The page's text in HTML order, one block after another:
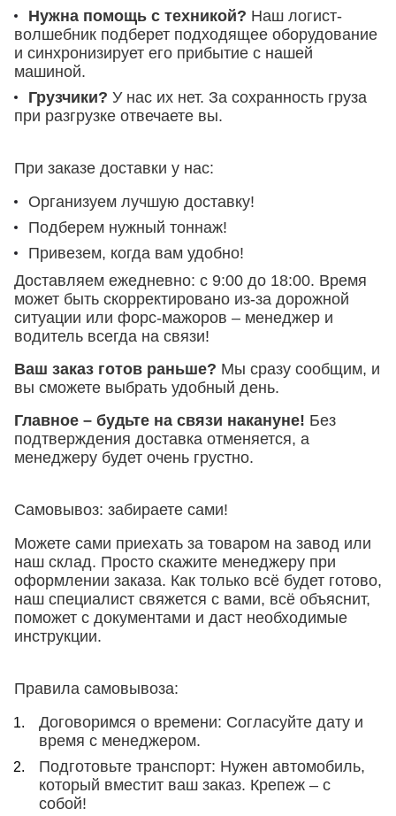
Нужна помощь с техникой? Наш логист-
волшебник подберет подходящее оборудование
и синхронизирует его прибытие с нашей
машиной.
Грузчики? У нас их нет. За сохранность груза
при разгрузке отвечаете вы.
При заказе доставки у нас:
Организуем лучшую доставку!
Подберем нужный тоннаж!
Привезем, когда вам удобно!
Доставляем ежедневно: с 9:00 до 18:00. Время
может быть скорректировано из-за дорожной
ситуации или форс-мажоров – менеджер и
водитель всегда на связи!
Ваш заказ готов раньше? Мы сразу сообщим, и
вы сможете выбрать удобный день.
Главное – будьте на связи накануне! Без
подтверждения доставка отменяется, а
менеджеру будет очень грустно.
Самовывоз: забираете сами!
Можете сами приехать за товаром на завод или
наш склад. Просто скажите менеджеру при
оформлении заказа. Как только всё будет готово,
наш специалист свяжется с вами, всё объяснит,
поможет с документами и даст необходимые
инструкции.
Правила самовывоза:
Договоримся о времени: Согласуйте дату и
время с менеджером.
Подготовьте транспорт: Нужен автомобиль,
который вместит ваш заказ. Крепеж – с
собой!